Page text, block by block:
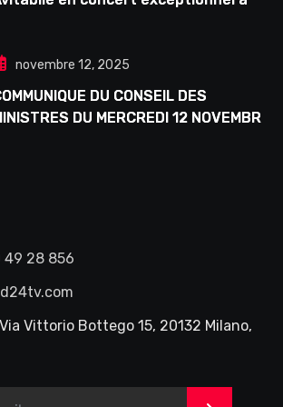
novembre 12, 2025
DU CONSEIL DES
DU MERCREDI 12 NOVEMBRE
28 856
Via Vittorio Bottego 15, 20132 Milano,